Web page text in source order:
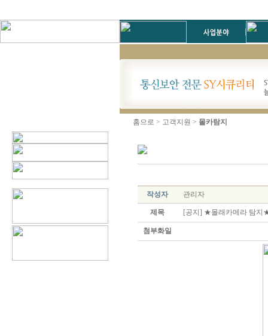
홈으로 > 고객지원 > 몰카탐지
작성자 관리자
제목 [공지] ★몰래카메라 탐지
첨부화일